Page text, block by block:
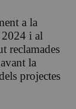
a la
2024 i al
reclamades
la
projectes